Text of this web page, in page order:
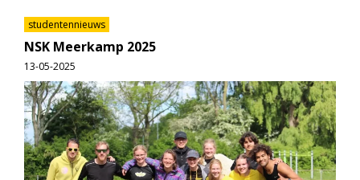
studentennieuws
NSK Meerkamp 2025
13-05-2025